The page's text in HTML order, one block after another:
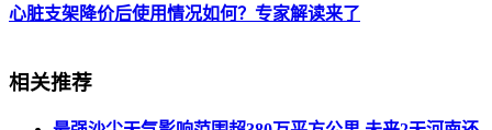
心脏支架降价后使用情况如何？专家解读来了
相关推荐